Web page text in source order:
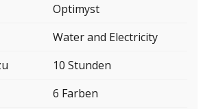
Optimyst
Water and Electricity
10 Stunden
6 Farben